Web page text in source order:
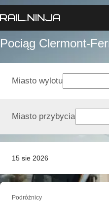
Pociąg Clermont-
15 sie 2026
Miasto wylotu
Miasto przybycia
Podróżnicy